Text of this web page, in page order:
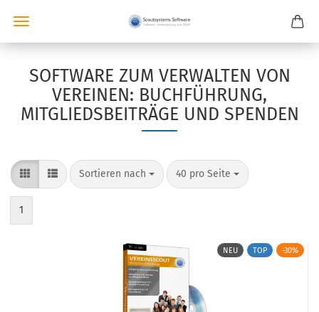
SOFTWARE ZUM VERWALTEN VON
VEREINEN: BUCHFÜHRUNG,
MITGLIEDSBEITRÄGE UND SPENDEN
Sortieren nach
Sortieren nach 40 pro Seite
pro Seite
1
NEU TOP -30%